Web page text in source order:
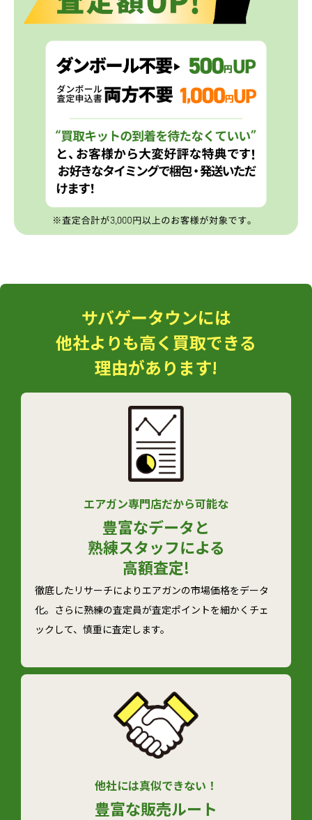
サバゲータウンには
他社よりも高く買取できる
理由があります!
エアガン専門店だから可能な
豊富なデータと
熟練スタッフによる
高額査定!
徹底したリサーチによりエアガンの市場価格をデータ
化。さらに熟練の査定員が査定ポイントを細かくチェ
ックして、慎重に査定します。
他社には真似できない！
豊富な販売ルート